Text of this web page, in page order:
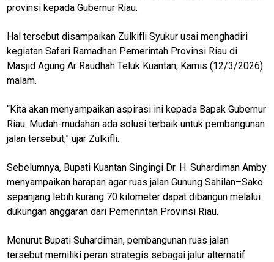
provinsi kepada Gubernur Riau.
Hal tersebut disampaikan Zulkifli Syukur usai menghadiri
kegiatan Safari Ramadhan Pemerintah Provinsi Riau di
Masjid Agung Ar Raudhah Teluk Kuantan, Kamis (12/3/2026)
malam.
“Kita akan menyampaikan aspirasi ini kepada Bapak Gubernur
Riau. Mudah-mudahan ada solusi terbaik untuk pembangunan
jalan tersebut,” ujar Zulkifli.
Sebelumnya, Bupati Kuantan Singingi Dr. H. Suhardiman Amby
menyampaikan harapan agar ruas jalan Gunung Sahilan–Sako
sepanjang lebih kurang 70 kilometer dapat dibangun melalui
dukungan anggaran dari Pemerintah Provinsi Riau.
Menurut Bupati Suhardiman, pembangunan ruas jalan
tersebut memiliki peran strategis sebagai jalur alternatif